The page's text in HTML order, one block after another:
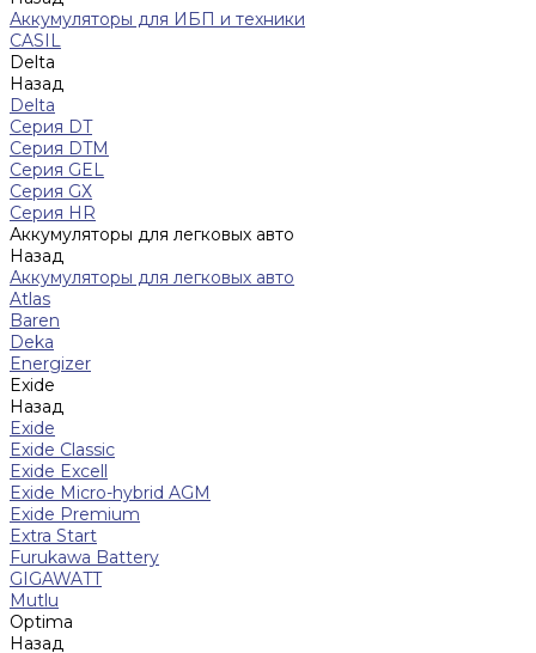
Аккумуляторы для ИБП и техники
CASIL
Delta
Назад
Delta
Серия DT
Серия DTM
Серия GEL
Серия GХ
Серия HR
Аккумуляторы для легковых авто
Назад
Аккумуляторы для легковых авто
Atlas
Baren
Deka
Energizer
Exide
Назад
Exide
Exide Classic
Exide Excell
Exide Micro-hybrid AGM
Exide Premium
Extra Start
Furukawa Battery
GIGAWATT
Mutlu
Optima
Назад